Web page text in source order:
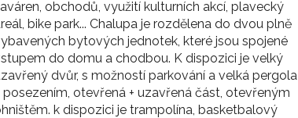
obchodů, využití kulturních akcí, plavecký
bike park... Chalupa je rozdělena do dvou plně
bytových jednotek, které jsou spojené
do domu a chodbou. K dispozici je velký
dvůr, s možností parkování a velká pergola
posezením, otevřená + uzavřená část, otevřeným
k dispozici je trampolína, basketbalový